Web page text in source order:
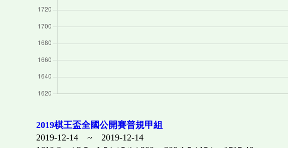
2019棋王盃全國公開賽普規甲組
2019-12-14 ~ 2019-12-14